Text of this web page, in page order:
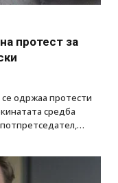
протест за
одржаа протести
средба